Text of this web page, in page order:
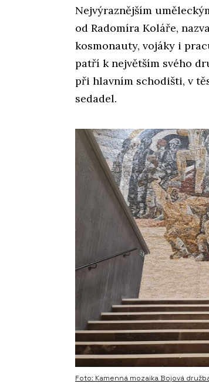
Nejvýraznějším
od Radomíra Koláře,
kosmonauty, vojáky i
patří k největším svého
při hlavním schodišti, v
sedadel.
Foto: Kamenná mozaika Bojová